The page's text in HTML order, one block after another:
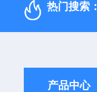
热门搜索：
产品中心